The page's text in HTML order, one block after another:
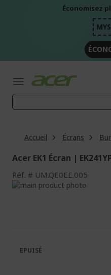
Économisez
Accueil Écrans
Acer EK1 Écran |
Réf. UM.QE0EE.005
Passer
galerie
d’images
Galerie
d’images
EPUISÉ